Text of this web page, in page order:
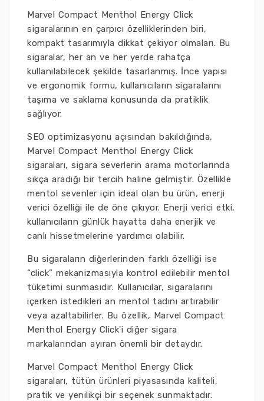
Marvel Compact Menthol Energy Click
sigaralarının en çarpıcı özelliklerinden biri,
kompakt tasarımıyla dikkat çekiyor olmaları. Bu
sigaralar, her an ve her yerde rahatça
kullanılabilecek şekilde tasarlanmış. İnce yapısı
ve ergonomik formu, kullanıcıların sigaralarını
taşıma ve saklama konusunda da pratiklik
sağlıyor.
SEO optimizasyonu açısından bakıldığında,
Marvel Compact Menthol Energy Click
sigaraları, sigara severlerin arama motorlarında
sıkça aradığı bir tercih haline gelmiştir. Özellikle
mentol sevenler için ideal olan bu ürün, enerji
verici özelliği ile de öne çıkıyor. Enerji verici etki,
kullanıcıların günlük hayatta daha enerjik ve
canlı hissetmelerine yardımcı olabilir.
Bu sigaraların diğerlerinden farklı özelliği ise
“click” mekanizmasıyla kontrol edilebilir mentol
tüketimi sunmasıdır. Kullanıcılar, sigaralarını
içerken istedikleri an mentol tadını artırabilir
veya azaltabilirler. Bu özellik, Marvel Compact
Menthol Energy Click'i diğer sigara
markalarından ayıran önemli bir detaydır.
Marvel Compact Menthol Energy Click
sigaraları, tütün ürünleri piyasasında kaliteli,
pratik ve yenilikçi bir seçenek sunmaktadır.